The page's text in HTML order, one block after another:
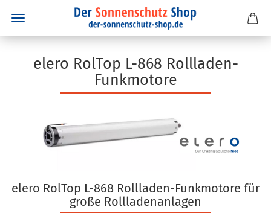
elero RolTop L-868 Rollladen-
Funkmotore
elero RolTop L-868 Rollladen-Funkmotore für
große Rollladenanlagen